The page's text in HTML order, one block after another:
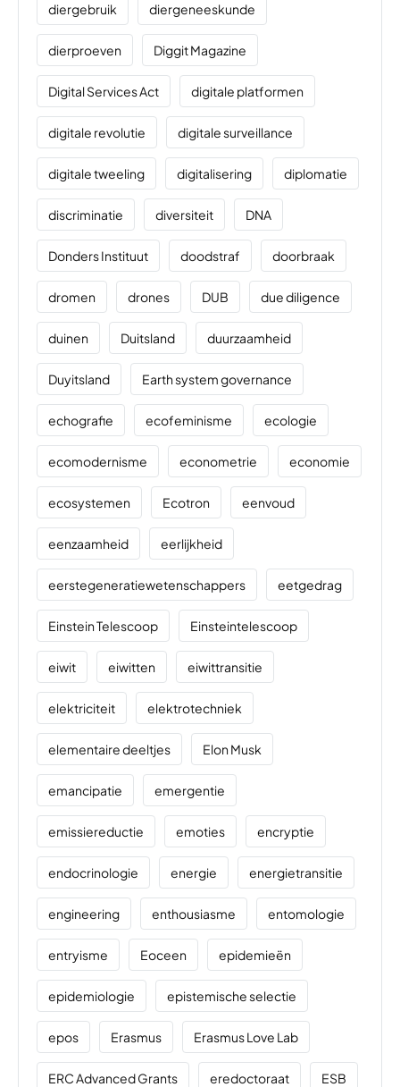
diergebruik diergeneeskunde
dierproeven Diggit Magazine
Digital Services Act digitale platformen
digitale revolutie digitale surveillance
digitale tweeling digitalisering diplomatie
discriminatie diversiteit DNA
Donders Instituut doodstraf doorbraak
dromen drones DUB due diligence
duinen Duitsland duurzaamheid
Duyitsland Earth system governance
echografie ecofeminisme ecologie
ecomodernisme econometrie economie
ecosystemen Ecotron eenvoud
eenzaamheid eerlijkheid
eerstegeneratiewetenschappers eetgedrag
Einstein Telescoop Einsteintelescoop
eiwit eiwitten eiwittransitie
elektriciteit elektrotechniek
elementaire deeltjes Elon Musk
emancipatie emergentie
emissiereductie emoties encryptie
endocrinologie energie energietransitie
engineering enthousiasme entomologie
entryisme Eoceen epidemieën
epidemiologie epistemische selectie
epos Erasmus Erasmus Love Lab
ERC Advanced Grants eredoctoraat ESB